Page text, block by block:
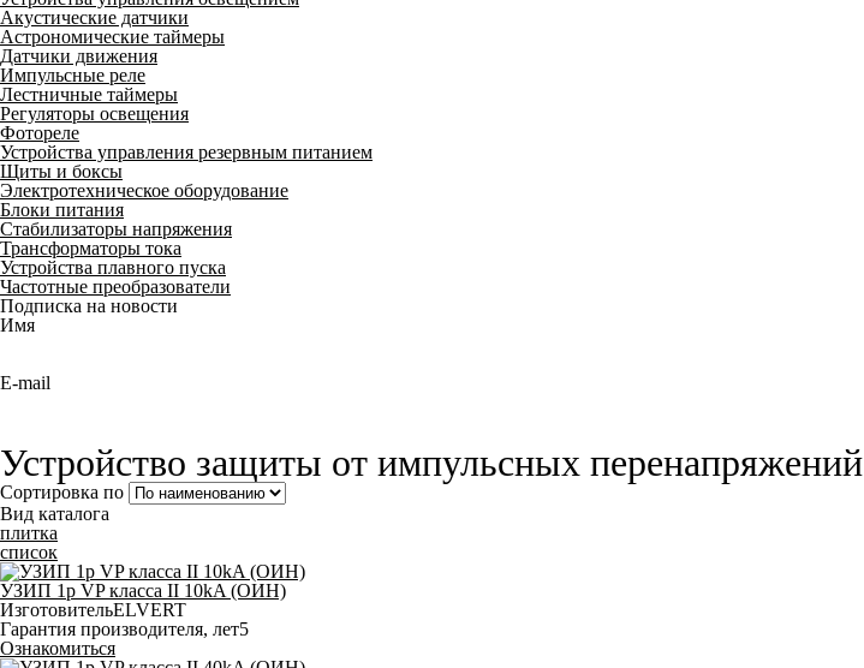
Акустические датчики
Астрономические таймеры
Датчики движения
Импульсные реле
Лестничные таймеры
Регуляторы освещения
Фотореле
Устройства управления резервным питанием
Щиты и боксы
Электротехническое оборудование
Блоки питания
Стабилизаторы напряжения
Трансформаторы тока
Устройства плавного пуска
Частотные преобразователи
Подписка на новости
Имя
E-mail
Устройство защиты от импульсных перенапряжений
Сортировка по
Вид каталога
плитка
список
УЗИП 1p VP класса II 10kA (ОИН)
ИзготовительELVERT
Гарантия производителя, лет5
Ознакомиться